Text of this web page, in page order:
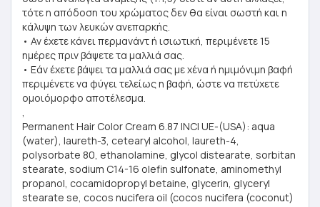
τότε η απόδοση του χρώματος δεν θα είναι σωστή και η
κάλυψη των λευκών ανεπαρκής.
• Αν έχετε κάνει περμανάντ ή ισιωτική, περιμένετε 15
ημέρες πριν βάψετε τα μαλλιά σας.
• Εάν έχετε βάψει τα μαλλιά σας με χένα ή ημιμόνιμη βαφή
περιμένετε να φύγει τελείως η βαφή, ώστε να πετύχετε
ομοιόμορφο αποτέλεσμα.
,
Permanent Hair Color Cream 6.87 INCI UE-(USA): aqua
(water), laureth-3, cetearyl alcohol, laureth-4,
polysorbate 80, ethanolamine, glycol distearate, sorbitan
stearate, sodium C14-16 olefin sulfonate, aminomethyl
propanol, cocamidopropyl betaine, glycerin, glyceryl
stearate se, cocos nucifera oil (cocos nucifera (coconut)